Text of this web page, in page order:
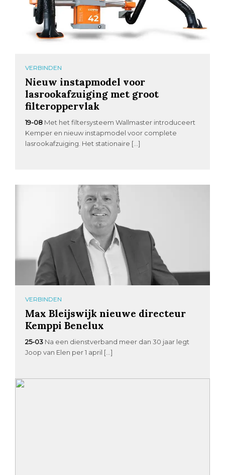
VERBINDEN
Nieuw instapmodel voor
lasrookafzuiging met groot
filteroppervlak
19-08 Met het filtersysteem Wallmaster introduceert
Kemper en nieuw instapmodel voor complete
lasrookafzuiging. Het stationaire […]
VERBINDEN
Max Bleijswijk nieuwe directeur
Kemppi Benelux
25-03 Na een dienstverband meer dan 30 jaar legt
Joop van Elen per 1 april […]